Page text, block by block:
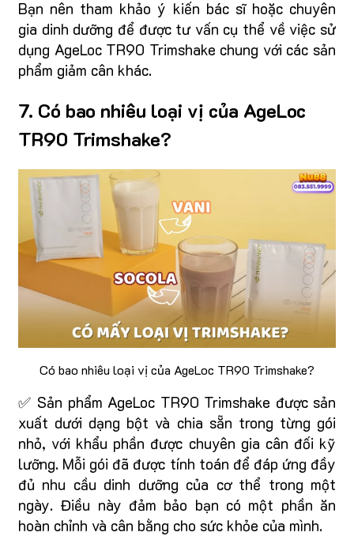
Bạn nên tham khảo ý kiến bác sĩ hoặc chuyên
gia dinh dưỡng để được tư vấn cụ thể về việc sử
dụng AgeLoc TR90 Trimshake chung với các sản
phẩm giảm cân khác.
7. Có bao nhiêu loại vị của AgeLoc
TR90 Trimshake?
Có bao nhiêu loại vị của AgeLoc TR90 Trimshake?
✅ Sản phẩm AgeLoc TR90 Trimshake được sản
xuất dưới dạng bột và chia sẵn trong từng gói
nhỏ, với khẩu phần được chuyên gia cân đối kỹ
lưỡng. Mỗi gói đã được tính toán để đáp ứng đầy
đủ nhu cầu dinh dưỡng của cơ thể trong một
ngày. Điều này đảm bảo bạn có một phần ăn
hoàn chỉnh và cân bằng cho sức khỏe của mình.